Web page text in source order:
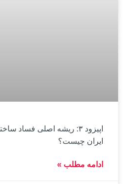
اپیزود ۳: ریشه اصلی فساد
ایران چیست؟
ادامه مطلب »